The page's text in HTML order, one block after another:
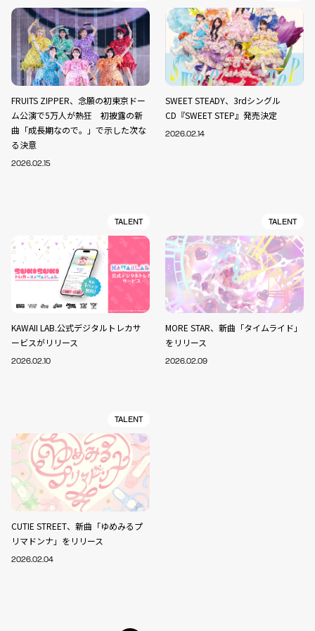
FRUITS ZIPPER、念願の初東京ドー
ム公演で5万人が熱狂 初披露の新
曲「成長期なので。」で示した次な
る決意
2026.02.15
SWEET STEADY、3rdシングル
CD『SWEET STEP』発売決定
2026.02.14
TALENT
KAWAII LAB.公式デジタルトレカサ
ービスがリリース
2026.02.10
TALENT
MORE STAR、新曲「タイムライド」
をリリース
2026.02.09
TALENT
CUTIE STREET、新曲「ゆめみるプ
リマドンナ」をリリース
2026.02.04